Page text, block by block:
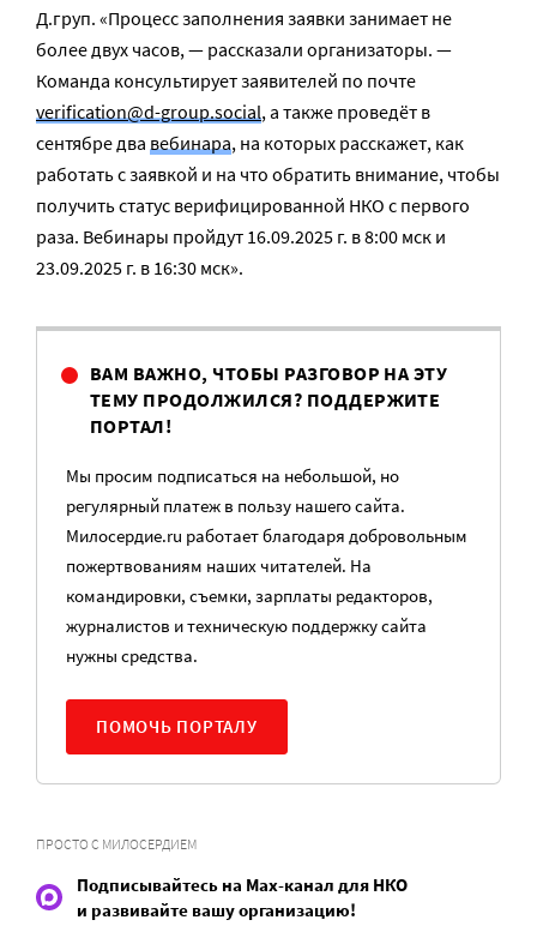
Д.груп. «Процесс заполнения заявки занимает не
более двух часов, — рассказали организаторы. —
Команда консультирует заявителей по почте
verification@d-group.social, а также проведёт в
сентябре два вебинара, на которых расскажет, как
работать с заявкой и на что обратить внимание, чтобы
получить статус верифицированной НКО с первого
раза. Вебинары пройдут 16.09.2025 г. в 8:00 мск и
23.09.2025 г. в 16:30 мск».
ВАМ ВАЖНО, ЧТОБЫ РАЗГОВОР НА ЭТУ
ТЕМУ ПРОДОЛЖИЛСЯ? ПОДДЕРЖИТЕ
ПОРТАЛ!
Мы просим подписаться на небольшой, но
регулярный платеж в пользу нашего сайта.
Милосердие.ru работает благодаря добровольным
пожертвованиям наших читателей. На
командировки, съемки, зарплаты редакторов,
журналистов и техническую поддержку сайта
нужны средства.
ПОМОЧЬ ПОРТАЛУ
ПРОСТО С МИЛОСЕРДИЕМ
Подписывайтесь на Max-канал для НКО
и развивайте вашу организацию!